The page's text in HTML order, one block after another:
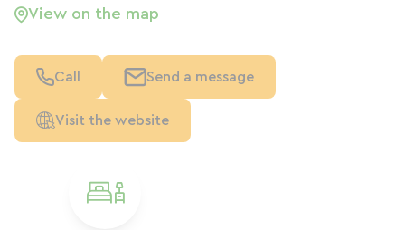
View on the map
Call Send a message
Visit the website